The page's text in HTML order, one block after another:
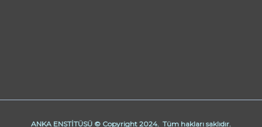
ANKA ENSTİTÜSÜ © Copyright 2024. Tüm hakları saklıdır.